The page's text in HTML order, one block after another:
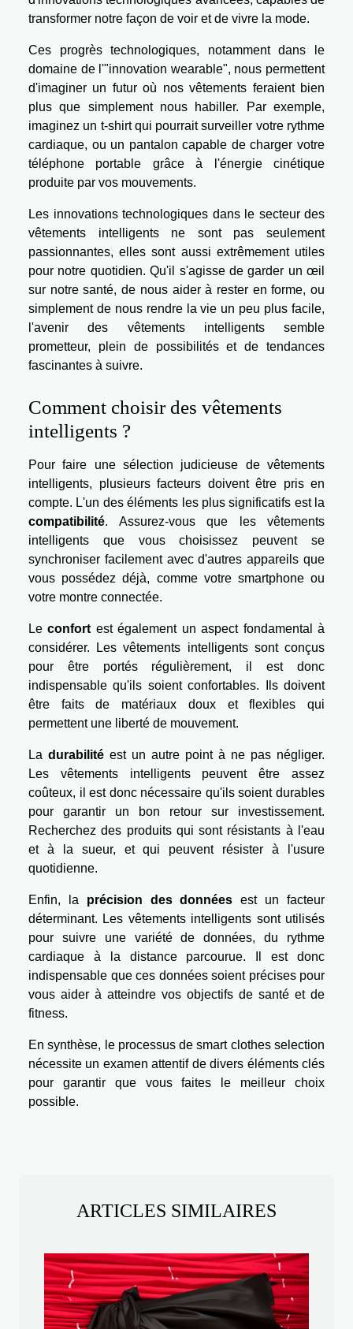
transformer notre façon de voir et de vivre la mode.
Ces progrès technologiques, notamment dans le
domaine de l'"innovation wearable", nous permettent
d'imaginer un futur où nos vêtements feraient bien
plus que simplement nous habiller. Par exemple,
imaginez un t-shirt qui pourrait surveiller votre rythme
cardiaque, ou un pantalon capable de charger votre
téléphone portable grâce à l'énergie cinétique
produite par vos mouvements.
Les innovations technologiques dans le secteur des
vêtements intelligents ne sont pas seulement
passionnantes, elles sont aussi extrêmement utiles
pour notre quotidien. Qu'il s'agisse de garder un œil
sur notre santé, de nous aider à rester en forme, ou
simplement de nous rendre la vie un peu plus facile,
l'avenir des vêtements intelligents semble
prometteur, plein de possibilités et de tendances
fascinantes à suivre.
Comment choisir des vêtements
intelligents ?
Pour faire une sélection judicieuse de vêtements
intelligents, plusieurs facteurs doivent être pris en
compte. L'un des éléments les plus significatifs est la
compatibilité. Assurez-vous que les vêtements
intelligents que vous choisissez peuvent se
synchroniser facilement avec d'autres appareils que
vous possédez déjà, comme votre smartphone ou
votre montre connectée.
Leconfort est également un aspect fondamental à
considérer. Les vêtements intelligents sont conçus
pour être portés régulièrement, il est donc
indispensable qu'ils soient confortables. Ils doivent
être faits de matériaux doux et flexibles qui
permettent une liberté de mouvement.
La durabilité est un autre point à ne pas négliger.
Les vêtements intelligents peuvent être assez
coûteux, il est donc nécessaire qu'ils soient durables
pour garantir un bon retour sur investissement.
Recherchez des produits qui sont résistants à l'eau
et à la sueur, et qui peuvent résister à l'usure
quotidienne.
Enfin, la précision des données est un facteur
déterminant. Les vêtements intelligents sont utilisés
pour suivre une variété de données, du rythme
cardiaque à la distance parcourue. Il est donc
indispensable que ces données soient précises pour
vous aider à atteindre vos objectifs de santé et de
fitness.
En synthèse, le processus de smart clothes selection
nécessite un examen attentif de divers éléments clés
pour garantir que vous faites le meilleur choix
possible.
ARTICLES SIMILAIRES